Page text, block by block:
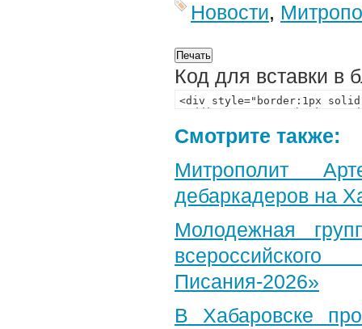
Новости,
Код для вставки в
Смотрите также:
Митрополит
дебаркадеров на
Молодежная
Писания-2026»
В Хабаровске